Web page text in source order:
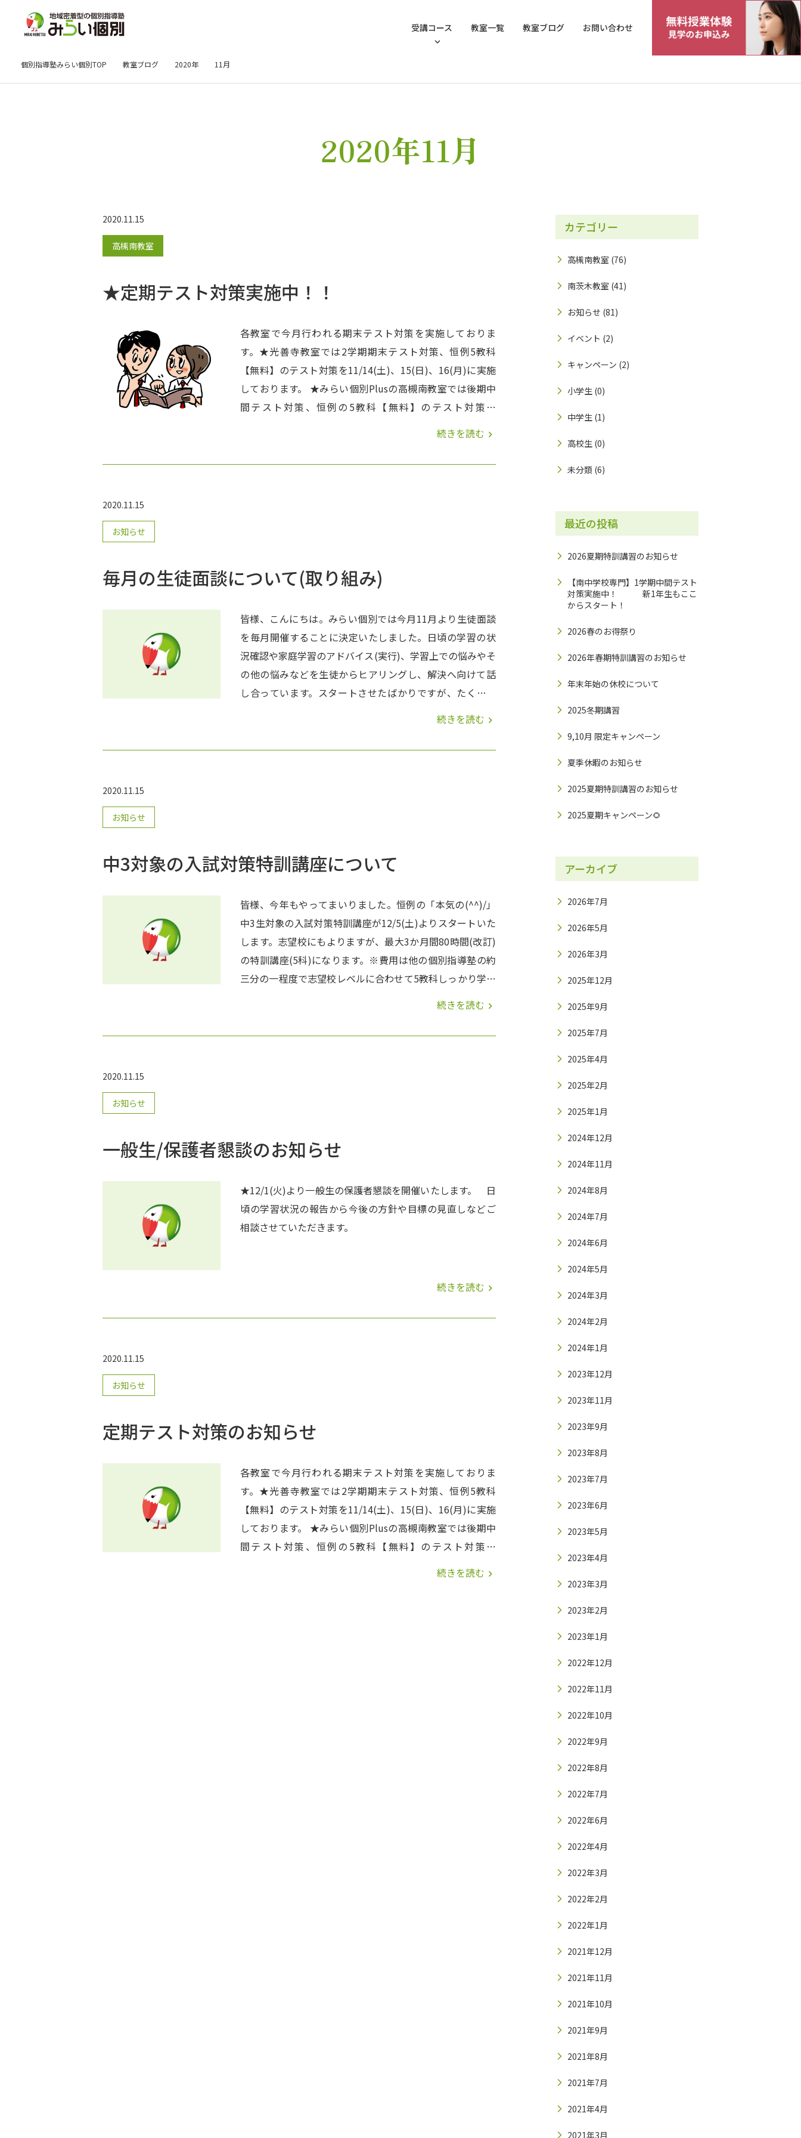
受講コース 教室一覧 教室ブログ お問い合わせ
個別指導塾みらい個別TOP 教室ブログ 2020年 11月
2020年11月
2020.11.15
高槻南教室
★定期テスト対策実施中！！
各教室で今月行われる期末テスト対策を実施しておりま
す。★光善寺教室では2学期期末テスト対策、恒例5教科
【無料】のテスト対策を11/14(土)、15(日)、16(月)に実施
しております。 ★みらい個別Plusの高槻南教室では後期中
間テスト対策、恒例の5教科【無料】のテスト対策を
特訓です。 生徒のみなさんは長時間にも関わらず「目
(^_-)-☆ 【画像は11/15(日)の光善寺教室です】 体調不良
や習い事、家の用事などで休んでいる生徒もいますが、み
11/15(日)の光善寺教室です】 学校別、学年別にいろいろな
対策プリントをご用意しています。【画像は光善寺教室で
す】 生徒たちのガンバリを少しだけご紹介(^^)/
続きを読む navigate_next
2020.11.15
お知らせ
毎月の生徒面談について(取り組み)
皆様、こんにちは。みらい個別では今月11月より生徒面談
を毎月開催することに決定いたしました。日頃の学習の状
況確認や家庭学習のアドバイス(実行)、学習上での悩みやそ
の他の悩みなどを生徒からヒアリングし、解決へ向けて話
し合っています。スタートさせたばかりですが、たくさん
すね(^^)/
続きを読む navigate_next
2020.11.15
お知らせ
中3対象の入試対策特訓講座について
皆様、今年もやってまいりました。恒例の「本気の(^^)/」
中3生対象の入試対策特訓講座が12/5(土)よりスタートいた
します。志望校にもよりますが、最大3か月間80時間(改訂)
の特訓講座(5科)になります。※費用は他の個別指導塾の約
三分の一程度で志望校レベルに合わせて5教科しっかり学ん
でいただけます。(^^)/こう言うところも大組織の塾ではな
年)の教室責任者が進路指導もしっかりと行っています
続きを読む navigate_next
2020.11.15
お知らせ
一般生/保護者懇談のお知らせ
★12/1(火)より一般生の保護者懇談を開催いたします。 日
頃の学習状況の報告から今後の方針や目標の見直しなどご
相談させていただきます。
続きを読む navigate_next
2020.11.15
お知らせ
定期テスト対策のお知らせ
各教室で今月行われる期末テスト対策を実施しておりま
す。★光善寺教室では2学期期末テスト対策、恒例5教科
【無料】のテスト対策を11/14(土)、15(日)、16(月)に実施
しております。 ★みらい個別Plusの高槻南教室では後期中
間テスト対策、恒例の5教科【無料】のテスト対策を
11/21(土)、22(日)、23(月)に実施いたします。◆土曜日は
続きを読む navigate_next
カテゴリー
高槻南教室 (76)
南茨木教室 (41)
お知らせ (81)
イベント (2)
キャンペーン (2)
小学生 (0)
中学生 (1)
高校生 (0)
未分類 (6)
最近の投稿
2026夏期特訓講習のお知らせ
【南中学校専門】1学期中間テスト
対策実施中！ 新1年生もここ
からスタート！
2026春のお得祭り
2026年春期特訓講習のお知らせ
年末年始の休校について
2025冬期講習
9,10月 限定キャンペーン
夏季休暇のお知らせ
2025夏期特訓講習のお知らせ
2025夏期キャンペーン🌻
アーカイブ
2026年7月
2026年5月
2026年3月
2025年12月
2025年9月
2025年7月
2025年4月
2025年2月
2025年1月
2024年12月
2024年11月
2024年8月
2024年7月
2024年6月
2024年5月
2024年3月
2024年2月
2024年1月
2023年12月
2023年11月
2023年9月
2023年8月
2023年7月
2023年6月
2023年5月
2023年4月
2023年3月
2023年2月
2023年1月
2022年12月
2022年11月
2022年10月
2022年9月
2022年8月
2022年7月
2022年6月
2022年4月
2022年3月
2022年2月
2022年1月
2021年12月
2021年11月
2021年10月
2021年9月
2021年8月
2021年7月
2021年4月
2021年3月